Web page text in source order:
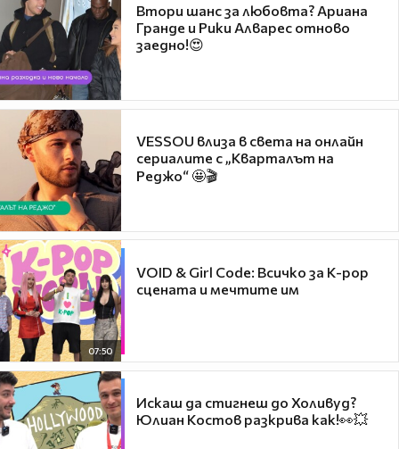
Втори шанс за любовта? Ариана
Гранде и Рики Алварес отново
заедно!😍
VESSOU влиза в света на онлайн
сериалите с „Кварталът на
Реджо“ 🤩🎬
07:50
VOID & Girl Code: Всичко за K-pop
сцената и мечтите им
Искаш да стигнеш до Холивуд?
Юлиан Костов разкрива как!👀💥